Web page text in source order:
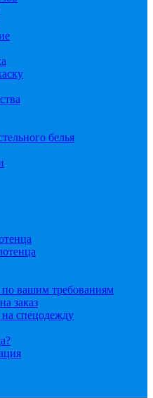
белья
вашим требованиям
заказ
спецодежду